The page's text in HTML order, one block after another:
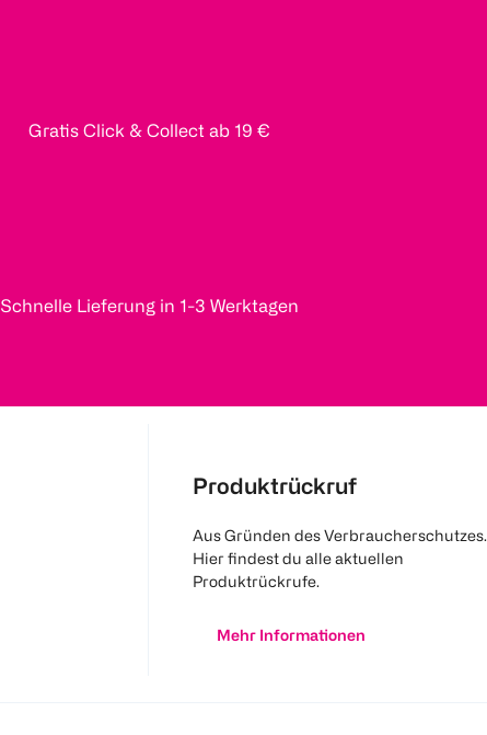
Gratis Click & Collect ab 19 €
Schnelle Lieferung in 1-3 Werktagen
Produktrückruf
Aus Gründen des Verbraucherschutzes.
Hier findest du alle aktuellen
Produktrückrufe.
Mehr Informationen